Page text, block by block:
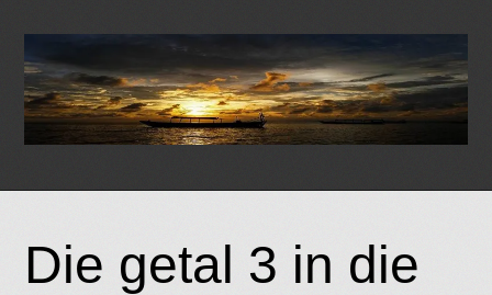
contentDie getal 3 in die